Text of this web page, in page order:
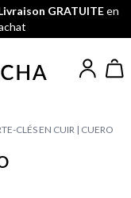
GRATUITEen
CLÉS EN CUIR | CUERO